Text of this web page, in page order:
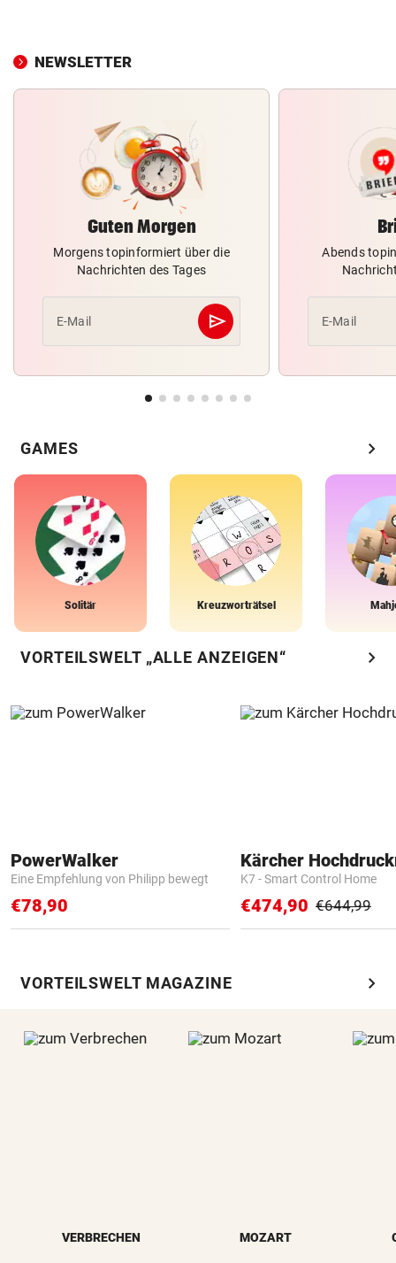
NEWSLETTER
Guten Morgen
Morgens topinformiert über die
Nachrichten des Tages
E-Mail send
Abschicken
Abends
E-Mail
GAMES chevron_right
Solitär Kreuzworträtsel
VORTEILSWELT „ALLE ANZEIGEN“ chevron_right
PowerWalker
Eine Empfehlung von Philipp bewegt
€78,90
Kärcher
K7 - Smart Control Home
€474,90 €644,99
VORTEILSWELT MAGAZINE chevron_right
VERBRECHEN MOZART